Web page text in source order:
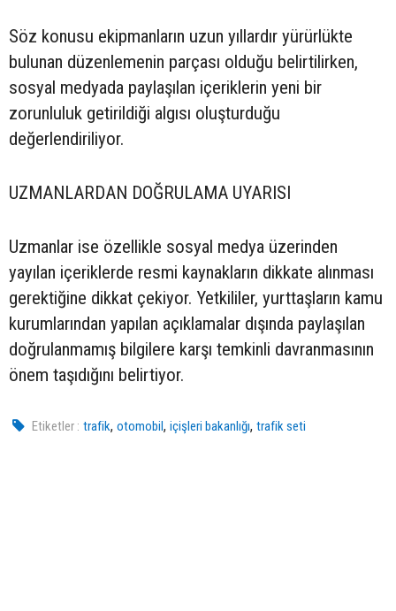
Söz konusu ekipmanların uzun yıllardır yürürlükte
bulunan düzenlemenin parçası olduğu belirtilirken,
sosyal medyada paylaşılan içeriklerin yeni bir
zorunluluk getirildiği algısı oluşturduğu
değerlendiriliyor.
UZMANLARDAN DOĞRULAMA UYARISI
Uzmanlar ise özellikle sosyal medya üzerinden
yayılan içeriklerde resmi kaynakların dikkate alınması
gerektiğine dikkat çekiyor. Yetkililer, yurttaşların kamu
kurumlarından yapılan açıklamalar dışında paylaşılan
doğrulanmamış bilgilere karşı temkinli davranmasının
önem taşıdığını belirtiyor.
Etiketler : trafik,otomobil,içişleri bakanlığı,trafik seti